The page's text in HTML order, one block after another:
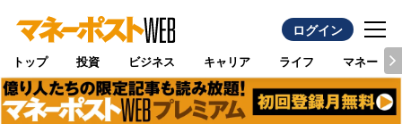
ログイン
トップ 投資 ビジネス キャリア ライフ マネー